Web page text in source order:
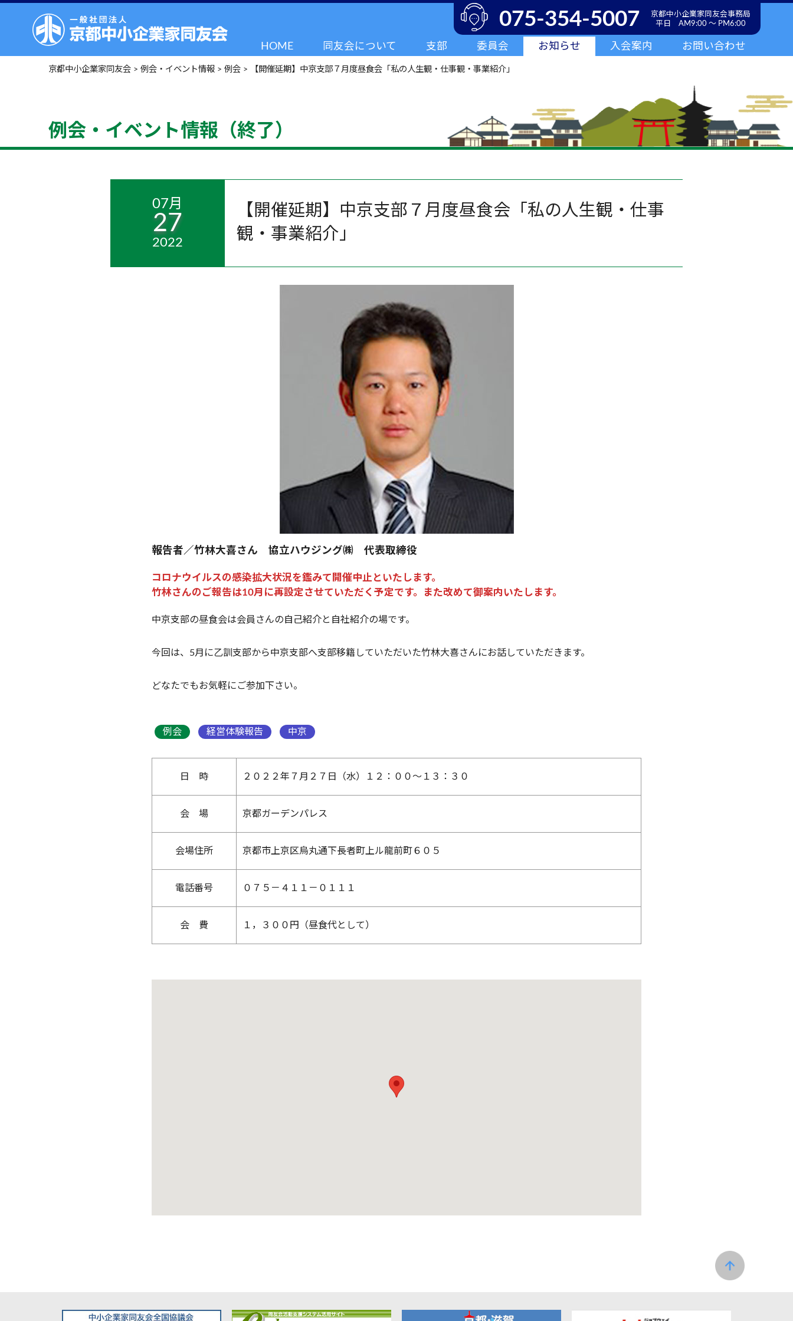
HOME 同友会について 支部 委員会 お知らせ 入会案内 お問い合わせ
075-354-5007
京都中小企業家同友会事務局
平日 AM9:00 ～ PM6:00
京都中小企業家同友会 > 例会・イベント情報 > 例会 > 【開催延期】中京支部７月度昼食会「私の人生観・仕事観・事業紹介」
例会・イベント情報（終了）
07月
27
2022
【開催延期】中京支部７月度昼食会「私の人生観・仕事
観・事業紹介」
報告者／竹林大喜さん 協立ハウジング㈱ 代表取締役
コロナウイルスの感染拡大状況を鑑みて開催中止といたします。
竹林さんのご報告は10月に再設定させていただく予定です。また改めて御案内いたします。
中京支部の昼食会は会員さんの自己紹介と自社紹介の場です。
今回は、5月に乙訓支部から中京支部へ支部移籍していただいた竹林大喜さんにお話していただきます。
どなたでもお気軽にご参加下さい。
例会 経営体験報告 中京
日 時 ２０２２年７月２７日（水）１２：００～１３：３０
会 場 京都ガーデンパレス
会場住所 京都市上京区烏丸通下長者町上ル龍前町６０５
電話番号 ０７５－４１１－０１１１
会 費 １，３００円（昼食代として）